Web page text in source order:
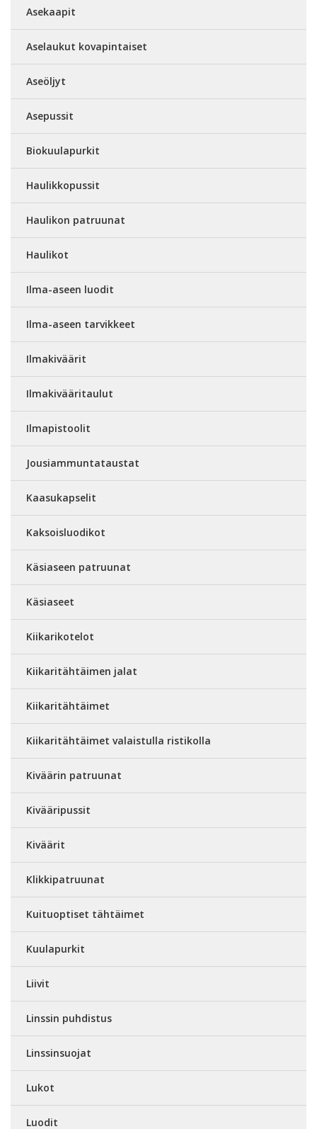
Asekaapit
Aselaukut kovapintaiset
Aseöljyt
Asepussit
Biokuulapurkit
Haulikkopussit
Haulikon patruunat
Haulikot
Ilma-aseen luodit
Ilma-aseen tarvikkeet
Ilmakiväärit
Ilmakivääritaulut
Ilmapistoolit
Jousiammuntataustat
Kaasukapselit
Kaksoisluodikot
Käsiaseen patruunat
Käsiaseet
Kiikarikotelot
Kiikaritähtäimen jalat
Kiikaritähtäimet
Kiikaritähtäimet valaistulla ristikolla
Kiväärin patruunat
Kivääripussit
Kiväärit
Klikkipatruunat
Kuituoptiset tähtäimet
Kuulapurkit
Liivit
Linssin puhdistus
Linssinsuojat
Lukot
Luodit